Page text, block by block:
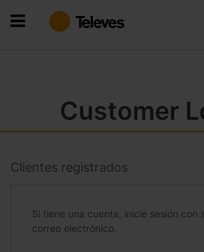
al
Customer
Clientes registrados
Si tiene una cuenta, inicie sesión con
correo electrónico.